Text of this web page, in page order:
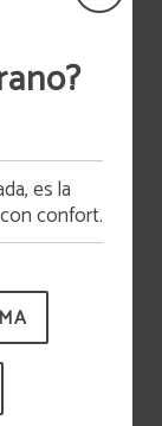
es la
confort.